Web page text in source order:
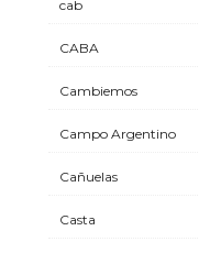
cab
CABA
Cambiemos
Campo Argentino
Cañuelas
Casta